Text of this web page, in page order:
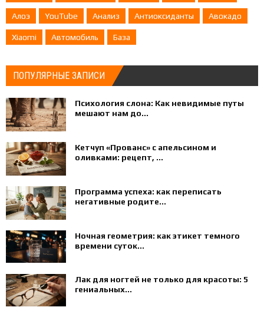
Алоэ YouTube Анализ Антиоксиданты Авокадо
Xiaomi Автомобиль База
ПОПУЛЯРНЫЕ ЗАПИСИ
Психология слона: Как невидимые путы
мешают нам до...
Кетчуп «Прованс» с апельсином и
оливками: рецепт, ...
Программа успеха: как переписать
негативные родите...
Ночная геометрия: как этикет темного
времени суток...
Лак для ногтей не только для красоты: 5
гениальных...